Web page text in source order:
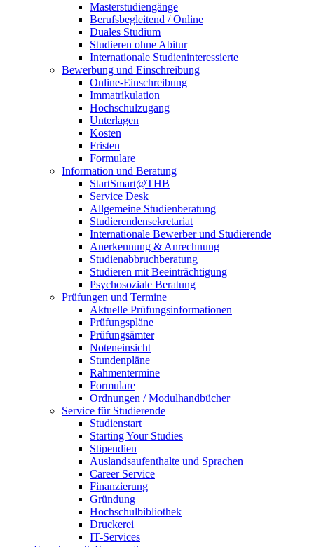
Masterstudiengänge
Berufsbegleitend / Online
Duales Studium
Studieren ohne Abitur
Internationale Studieninteressierte
Bewerbung und Einschreibung
Online-Einschreibung
Immatrikulation
Hochschulzugang
Unterlagen
Kosten
Fristen
Formulare
Information und Beratung
StartSmart@THB
Service Desk
Allgemeine Studienberatung
Studierendensekretariat
Internationale Bewerber und Studierende
Anerkennung & Anrechnung
Studienabbruchberatung
Studieren mit Beeinträchtigung
Psychosoziale Beratung
Prüfungen und Termine
Aktuelle Prüfungsinformationen
Prüfungspläne
Prüfungsämter
Noteneinsicht
Stundenpläne
Rahmentermine
Formulare
Ordnungen / Modulhandbücher
Service für Studierende
Studienstart
Starting Your Studies
Stipendien
Auslandsaufenthalte und Sprachen
Career Service
Finanzierung
Gründung
Hochschulbibliothek
Druckerei
IT-Services